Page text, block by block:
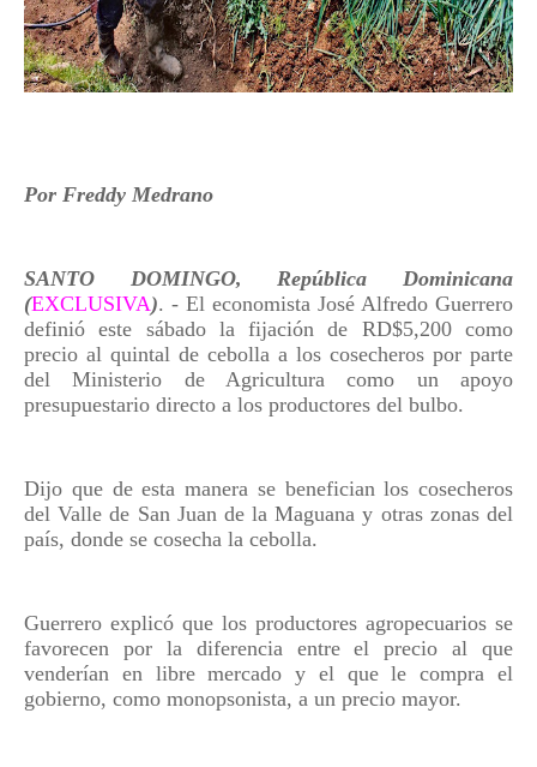
Por Freddy Medrano
SANTO DOMINGO, República Dominicana
(EXCLUSIVA). - El economista José Alfredo Guerrero
definió este sábado la fijación de RD$5,200 como
precio al quintal de cebolla a los cosecheros por parte
del Ministerio de Agricultura como un apoyo
presupuestario directo a los productores del bulbo.
Dijo que de esta manera se benefician los cosecheros
del Valle de San Juan de la Maguana y otras zonas del
país, donde se cosecha la cebolla.
Guerrero explicó que los productores agropecuarios se
favorecen por la diferencia entre el precio al que
venderían en libre mercado y el que le compra el
gobierno, como monopsonista, a un precio mayor.